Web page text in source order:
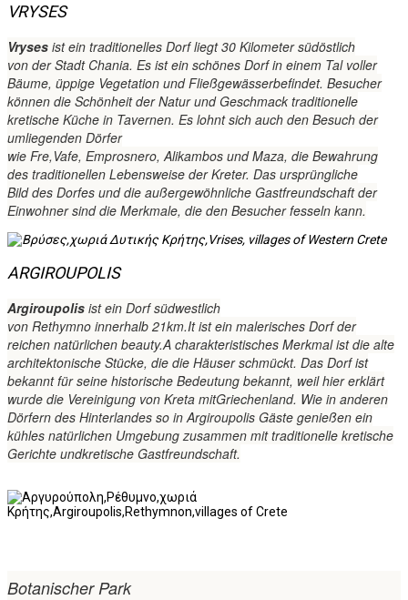
VRYSES
Vryses ist ein traditionelles Dorf liegt 30 Kilometer südöstlich
von der Stadt Chania. Es ist ein schönes Dorf in einem Tal voller
Bäume, üppige Vegetation und Fließgewässerbefindet. Besucher
können die Schönheit der Natur und Geschmack traditionelle
kretische Küche in Tavernen. Es lohnt sich auch den Besuch der
umliegenden Dörfer
wie Fre, Vafe, Emprosnero, Alikambos und Maza, die Bewahrung
des traditionellen Lebensweise der Kreter. Das ursprüngliche
Bild des Dorfes und die außergewöhnliche Gastfreundschaft der
Einwohner sind die Merkmale, die den Besucherfesseln kann.
ARGIROUPOLIS
Argiroupolis ist ein Dorf südwestlich
von Rethymno innerhalb 21km.It ist ein malerisches Dorf der
reichen natürlichen beauty.A charakteristisches Merkmal ist die alte
architektonische Stücke, die die Häuserschmückt. Das Dorf ist
bekannt für seine historische Bedeutung bekannt, weil hier erklärt
wurde die Vereinigung von Kreta mitGriechenland. Wie in anderen
Dörfern des Hinterlandes so in Argiroupolis Gäste genießen ein
kühles natürlichen Umgebung zusammen mit traditionelle kretische
Gerichte undkretische Gastfreundschaft.
Botanischer Park